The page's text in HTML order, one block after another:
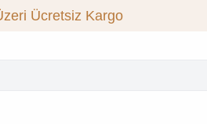
Ücretsiz Kargo